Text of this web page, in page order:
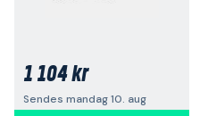
1 104 kr
Sendes mandag 10. aug